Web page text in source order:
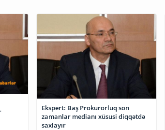
Ekspert: Baş Prokurorluq son
zamanlar medianı xüsusi diqqətdə
saxlayır